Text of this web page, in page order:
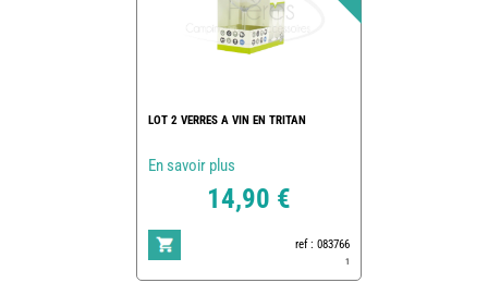
LOT 2 VERRES A VIN EN TRITAN
En savoir plus
14,90 €
ref : 083766
1